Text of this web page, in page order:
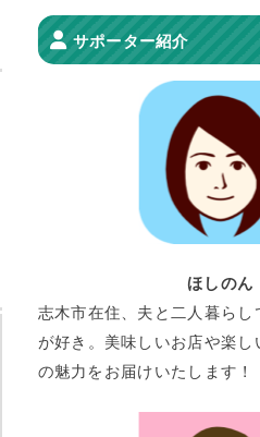
サポーター紹介
ほしのん
志木市在住、夫と二人暮らし
が好き。美味しいお店や楽し
の魅力をお届けいたします！